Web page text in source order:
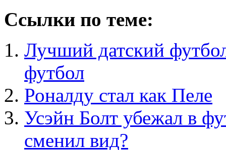
Ссылки по теме:
Лучший датский
футбол
Роналду стал как Пеле
Усэйн Болт убежал в
сменил вид?